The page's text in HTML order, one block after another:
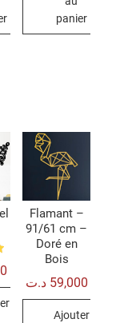
panier
Flamant –
91/61 cm –
Doré en
Bois
59,000 د.ت
Ajouter